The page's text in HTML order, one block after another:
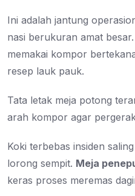
Ini adalah jantung
nasi berukuran amat
memakai kompor
resep lauk pauk.
Tata letak meja potong
arah kompor agar
Koki terbebas insiden
lorong sempit. Meja
keras proses meremas